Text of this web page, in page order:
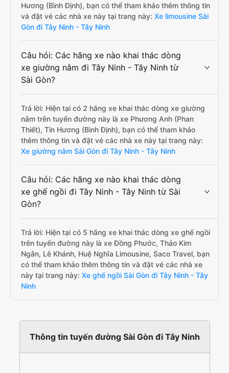
Hương (Bình Định), bạn có thể tham khảo thêm thông tin
và đặt vé các nhà xe này tại trang này: Xe limousine Sài
Gòn đi Tây Ninh - Tây Ninh
Câu hỏi: Các hãng xe nào khai thác dòng
xe giường nằm đi Tây Ninh - Tây Ninh từ
Sài Gòn?
Trả lời: Hiện tại có 2 hãng xe khai thác dòng xe giường
nằm trên tuyến đường này là xe Phương Anh (Phan
Thiết), Tín Hương (Bình Định), bạn có thể tham khảo
thêm thông tin và đặt vé các nhà xe này tại trang này:
Xe giường nằm Sài Gòn đi Tây Ninh - Tây Ninh
Câu hỏi: Các hãng xe nào khai thác dòng
xe ghế ngồi đi Tây Ninh - Tây Ninh từ Sài
Gòn?
Trả lời: Hiện tại có 5 hãng xe khai thác dòng xe ghế ngồi
trên tuyến đường này là xe Đồng Phước, Thảo Kim
Ngân, Lê Khánh, Huệ Nghĩa Limousine, Saco Travel, bạn
có thể tham khảo thêm thông tin và đặt vé các nhà xe
này tại trang này: Xe ghế ngồi Sài Gòn đi Tây Ninh - Tây
Ninh
Thông tin tuyến đường Sài Gòn đi Tây Ninh